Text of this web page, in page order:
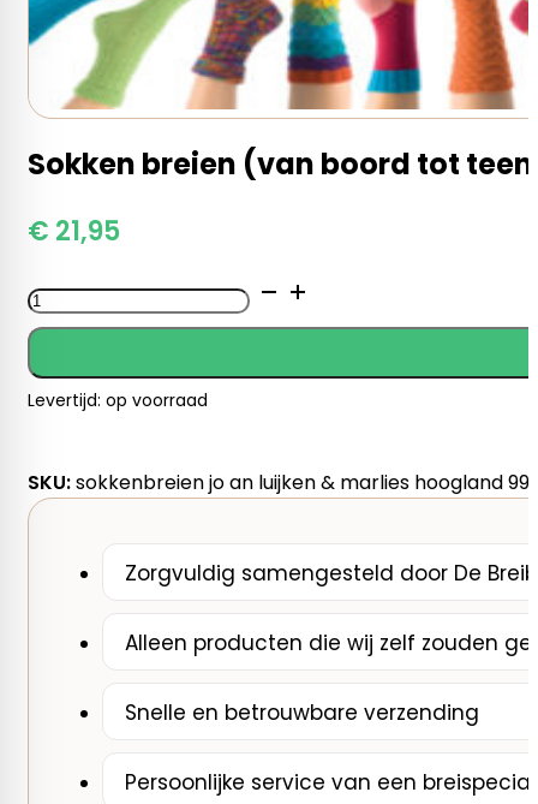
Sokken breien (van boord tot
€ 21,95
Sokken
breien
boord
tot
en
van
aantal
Levertijd: op voorraad
SKU:sokkenbreien jo an luijken & marlies hoogland
Zorgvuldig samengesteld door De
Alleen producten die wij zelf zouden
Snelle en betrouwbare verzending
Persoonlijke service van een